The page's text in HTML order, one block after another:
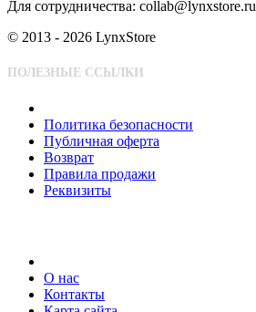
Для сотрудничества: collab@lynxstore.ru
© 2013 - 2026 LynxStore
ПОЛЕЗНЫЕ ССЫЛКИ
Политика безопасности
Публичная оферта
Возврат
Правила продажи
Реквизиты
О нас
Контакты